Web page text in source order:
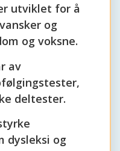
utviklet for å
og
og voksne.
av
deltester.
dysleksi og